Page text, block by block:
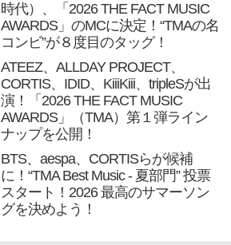
時代）、「2026 THE FACT MUSIC
AWARDS」のMCに決定！“TMAの名
コンビ”が８度目のタッグ！
ATEEZ、ALLDAY PROJECT、
CORTIS、IDID、KiiiKiii、tripleSが出
演！「2026 THE FACT MUSIC
AWARDS」（TMA）第１弾ライン
ナップを公開！
BTS、aespa、CORTISらが候補
に！“TMA Best Music - 夏部門” 投票
スタート！2026 最高のサマーソン
グを決めよう！